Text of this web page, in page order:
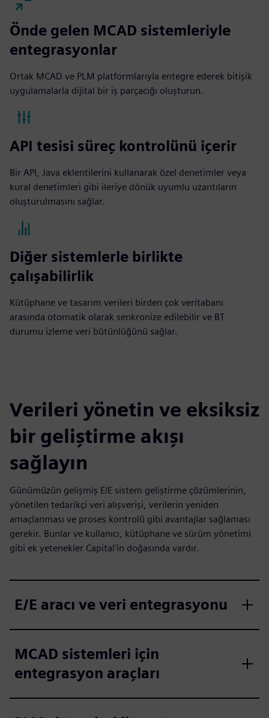
Önde gelen MCAD sistemleriyle
entegrasyonlar
Ortak MCAD ve PLM platformlarıyla entegre ederek bitişik
uygulamalarla dijital bir iş parçacığı oluşturun.
API tesisi süreç kontrolünü içerir
Bir API, Java eklentilerini kullanarak özel denetimler veya
kural denetimleri gibi ileriye dönük uyumlu uzantıların
oluşturulmasını sağlar.
Diğer sistemlerle birlikte
çalışabilirlik
Kütüphane ve tasarım verileri birden çok veritabanı
arasında otomatik olarak senkronize edilebilir ve BT
durumu izleme veri bütünlüğünü sağlar.
Verileri yönetin ve eksiksiz
bir geliştirme akışı
sağlayın
Günümüzün gelişmiş E/E sistem geliştirme çözümlerinin,
yönetilen tedarikçi veri alışverişi, verilerin yeniden
amaçlanması ve proses kontrolü gibi avantajlar sağlaması
gerekir. Bunlar ve kullanıcı, kütüphane ve sürüm yönetimi
gibi ek yetenekler Capital'in doğasında vardır.
E/E aracı ve veri entegrasyonu
MCAD sistemleri için
entegrasyon araçları